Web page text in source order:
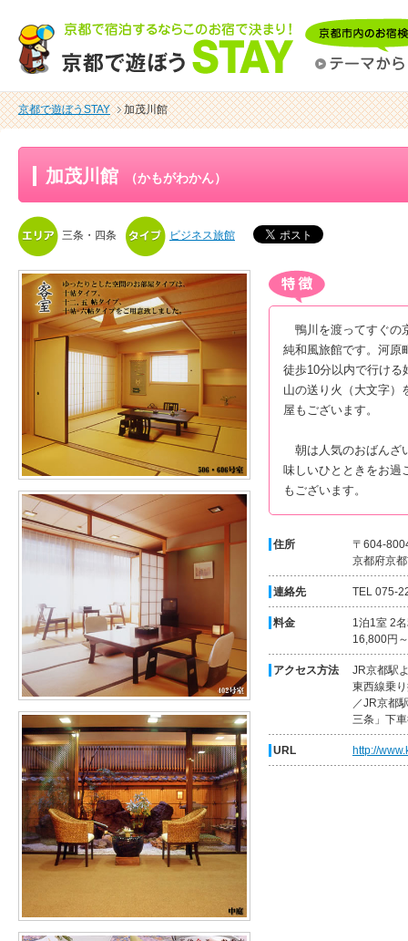
京都で遊ぼうSTAY 加茂川館
加茂川館 （かもがわかん）
三条・四条 ビジネス旅館
鴨川を渡ってすぐの
純和風旅館です。河原
徒歩10分以内で行ける
山の送り火（大文字）
屋もございます。
朝は人気のおばんざ
味しいひとときをお過
もございます。
住所
〒604-
京都府京
連絡先 TEL 075-
料金
1泊1室 2
16,800円
アクセス方法
JR京都駅
東西線乗
／JR京都
三条」下
URL http://